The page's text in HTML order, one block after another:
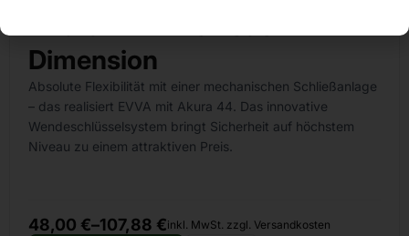
Dimension
Absolute Flexibilität mit einer mechanischen Schließanlage
– das realisiert EVVA mit Akura 44. Das innovative
Wendeschlüsselsystem bringt Sicherheit auf höchstem
Niveau zu einem attraktiven Preis.
48,00 €–107,88 €inkl. MwSt. zzgl. Versandkosten